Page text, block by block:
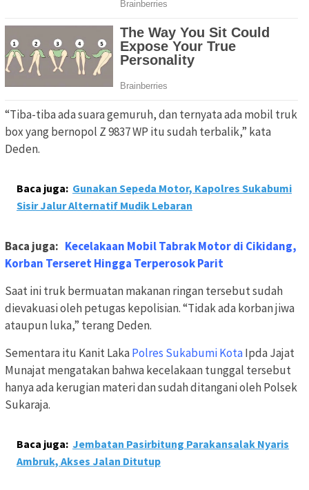
“Tiba-tiba ada suara gemuruh, dan ternyata ada mobil truk
box yang bernopol Z 9837 WP itu sudah terbalik,” kata
Deden.
Baca juga: Gunakan Sepeda Motor, Kapolres Sukabumi
Sisir Jalur Alternatif Mudik Lebaran
Baca juga: Kecelakaan Mobil Tabrak Motor di Cikidang,
Korban Terseret Hingga Terperosok Parit
Saat ini truk bermuatan makanan ringan tersebut sudah
dievakuasi oleh petugas kepolisian. “Tidak ada korban jiwa
ataupun luka,” terang Deden.
Sementara itu Kanit LakaPolres Sukabumi KotaIpda Jajat
Munajat mengatakan bahwa kecelakaan tunggal tersebut
hanya ada kerugian materi dan sudah ditangani oleh Polsek
Sukaraja.
Baca juga: Jembatan Pasirbitung Parakansalak Nyaris
Ambruk, Akses Jalan Ditutup